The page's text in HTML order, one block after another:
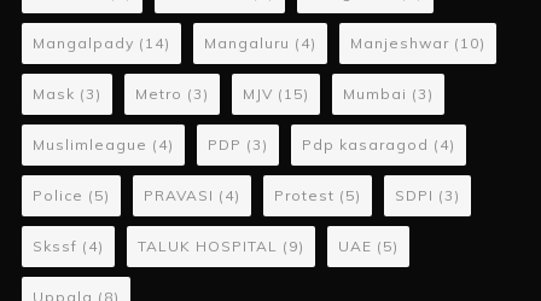
Mangalpady (14) Mangaluru (4) Manjeshwar (10)
Mask (3) Metro (3) MJV (15) Mumbai (3)
Muslimleague (4) PDP (3) Pdp kasaragod (4)
Police (5) PRAVASI (4) Protest (5) SDPI (3)
Skssf (4) TALUK HOSPITAL (9) UAE (5)
Uppala (8)